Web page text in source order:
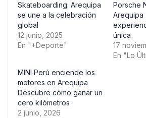
Skateboarding: Arequipa
se une a la celebración
global
12 junio, 2025
En "+Deporte"
Porsche
Arequipa
única
17
En "Lo
MINI Perú enciende los
motores en Arequipa
Descubre cómo ganar un
cero kilómetros
2 junio, 2026